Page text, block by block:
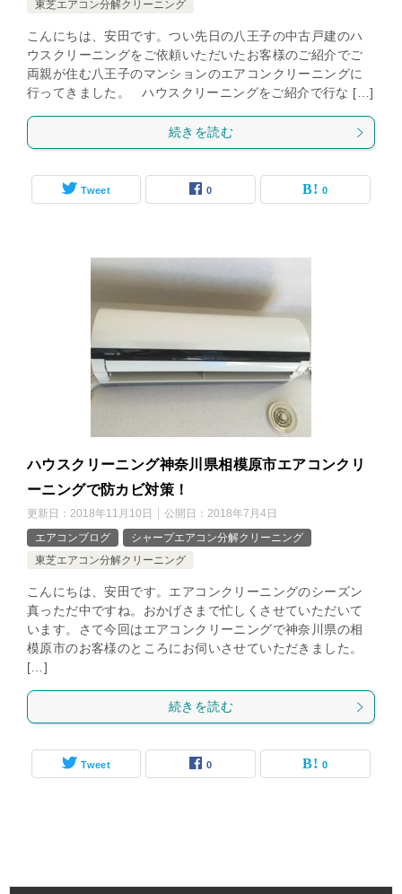
東芝エアコン分解クリーニング
こんにちは、安田です。つい先日の八王子の中古戸建のハ
ウスクリーニングをご依頼いただいたお客様のご紹介でご
両親が住む八王子のマンションのエアコンクリーニングに
行ってきました。 ハウスクリーニングをご紹介で行な […]
続きを読む
Tweet 0 0
ハウスクリーニング神奈川県相模原市エアコンクリ
ーニングで防カビ対策！
更新日： 2018年11月10日 公開日： 2018年7月4日
エアコンブログ
シャープエアコン分解クリーニング
東芝エアコン分解クリーニング
こんにちは、安田です。エアコンクリーニングのシーズン
真っただ中ですね。おかげさまで忙しくさせていただいて
います。さて今回はエアコンクリーニングで神奈川県の相
模原市のお客様のところにお伺いさせていただきました。
[…]
続きを読む
Tweet 0 0